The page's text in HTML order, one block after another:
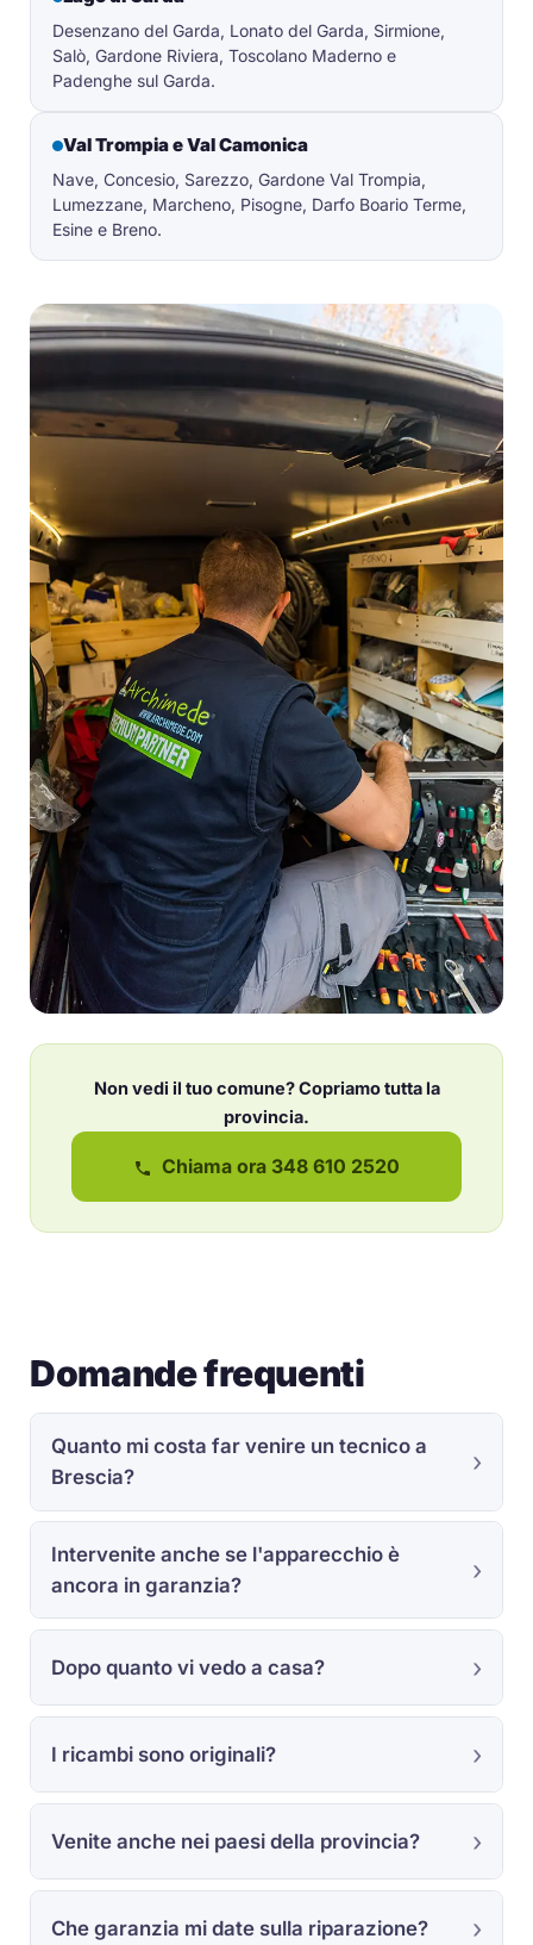
Desenzano del Garda, Lonato del Garda, Sirmione,
Salò, Gardone Riviera, Toscolano Maderno e
Padenghe sul Garda.
Val Trompia e Val Camonica
Nave, Concesio, Sarezzo, Gardone Val Trompia,
Lumezzane, Marcheno, Pisogne, Darfo Boario Terme,
Esine e Breno.
Non vedi il tuo comune? Copriamo tutta la
provincia.
Chiama ora 348 610 2520
Domande frequenti
Quanto mi costa far venire un tecnico a
Brescia?
Intervenite anche se l'apparecchio è
ancora in garanzia?
Dopo quanto vi vedo a casa?
I ricambi sono originali?
Venite anche nei paesi della provincia?
Che garanzia mi date sulla riparazione?